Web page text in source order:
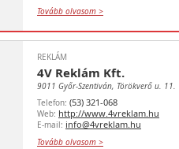
Tovább olvasom >
REKLÁM
4V Reklám Kft.
9011 Győr-Szentiván, Törökverő u. 11.
Telefon: (53) 321-068
Web: http://www.4vreklam.hu
E-mail: info@4vreklam.hu
Tovább olvasom >